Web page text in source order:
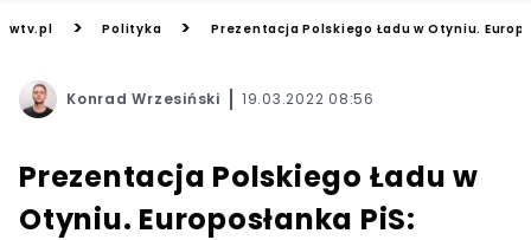
wtv.pl > Polityka > Prezentacja Polskiego Ładu w Otyniu.
Konrad Wrzesiński 19.03.2022 08:56
Prezentacja Polskiego Ładu w
Otyniu. Europosłanka PiS: